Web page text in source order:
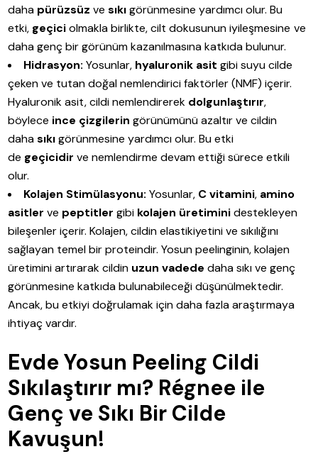
daha pürüzsüz vesıkıgörünmesine yardımcı olur. Bu
etki, geçiciolmakla birlikte, cilt dokusunun iyileşmesine ve
daha genç bir görünüm kazanılmasına katkıda bulunur.
Hidrasyon: Yosunlar, hyaluronik asit gibi suyu cilde
çeken ve tutan doğal nemlendirici faktörler (NMF) içerir.
Hyaluronik asit, cildi nemlendirerek dolgunlaştırır,
böylece ince çizgilerin görünümünü azaltır ve cildin
dahasıkıgörünmesine yardımcı olur. Bu etki
de geçicidir ve nemlendirme devam ettiği sürece etkili
olur.
Kolajen Stimülasyonu: Yosunlar, C vitamini, amino
asitler ve peptitler gibi kolajen üretiminidestekleyen
bileşenler içerir. Kolajen, cildin elastikiyetini ve sıkılığını
sağlayan temel bir proteindir. Yosun peelinginin, kolajen
üretimini artırarak cildin uzun vadede daha sıkı ve genç
görünmesine katkıda bulunabileceği düşünülmektedir.
Ancak, bu etkiyi doğrulamak için daha fazla araştırmaya
ihtiyaç vardır.
Evde Yosun Peeling Cildi
Sıkılaştırır mı? Régnee ile
Genç ve Sıkı Bir Cilde
Kavuşun!